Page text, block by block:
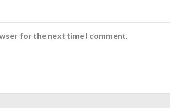
for the next time I comment.